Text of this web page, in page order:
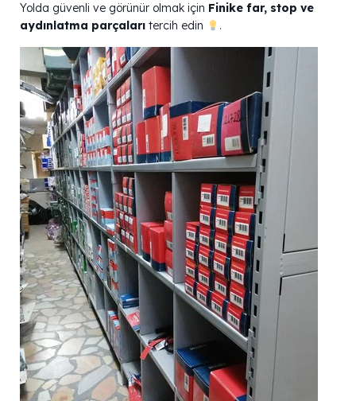
Yolda güvenli ve görünür olmak için Finike far, stop ve
aydınlatma parçaları tercih edin .